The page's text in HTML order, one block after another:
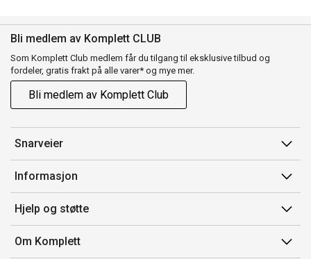
Bli medlem av Komplett CLUB
Som Komplett Club medlem får du tilgang til eksklusive tilbud og
fordeler, gratis frakt på alle varer* og mye mer.
Bli medlem av Komplett Club
Snarveier
Min side
Ordreoversikt
Flex
Komplett Club
Informasjon
Salgsbetingelser
Medlemsvilkår for Komplett Club
Merker/produsent
Hjelp og støtte
Kontakt oss
Om Komplett